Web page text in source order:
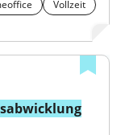
Vollzeit